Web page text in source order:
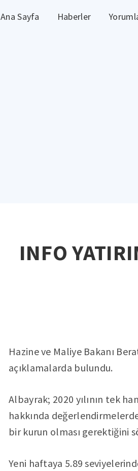
Ana Sayfa Haberler
INFO
Hazine ve Maliye Bakanı
açıklamalarda bulundu.
Albayrak; 2020 yılının tek
hakkında
bir kurun olması gerektiğini
Yeni haftaya 5.89